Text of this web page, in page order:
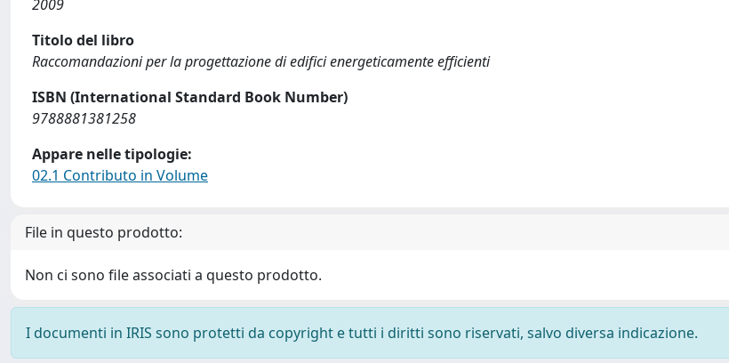
2009
Titolo del libro
Raccomandazioni per la progettazione di edifici energeticamente efficienti
ISBN (International Standard Book Number)
9788881381258
Appare nelle tipologie:
02.1 Contributo in Volume
File in questo prodotto:
Non ci sono file associati a questo prodotto.
I documenti in IRIS sono protetti da copyright e tutti i diritti sono riservati, salvo diversa indicazione.